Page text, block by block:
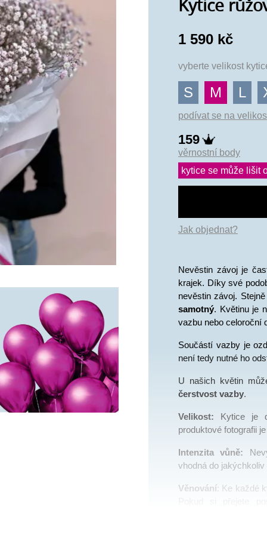
Kytice
1 590 kč
vyberte velikost
S M L
podívat se na
159
věrnostní body
kytice se může lišit
Jak objednat?
Nevěstin závoj je
krajek. Díky své
nevěstin závoj. Stejně
samotný. Květinu je
vazbu nebo celoroční
Součástí vazby je
není tedy nutné ho
U našich květin
čerstvost vazby.
Velikost: Kytice je
produktové fotografii
Intenzita vůně:
vhodná do jakýchkoliv
Věnování: Ke každé